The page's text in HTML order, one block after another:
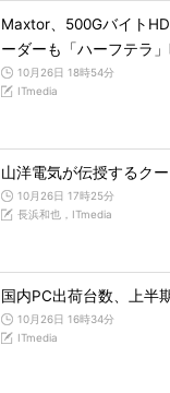
Maxtor、500Gバイト
ーダーも「ハーフテラ
10月26日 18時54分
ITmedia
山洋電気が伝授するク
10月26日 17時25分
長浜和也，ITmedia
国内PC出荷台数、上半
10月26日 16時34分
ITmedia